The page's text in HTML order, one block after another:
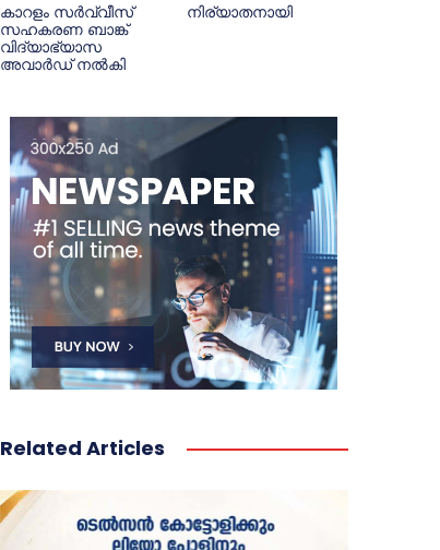
കാറളം സർവ്വീസ്
സഹകരണ ബാങ്ക്
വിദ്യാഭ്യാസ
അവാർഡ് നൽകി
നിര്യാതനായി
Related Articles